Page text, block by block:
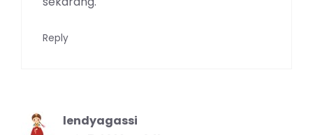
Reply
lendyagassi